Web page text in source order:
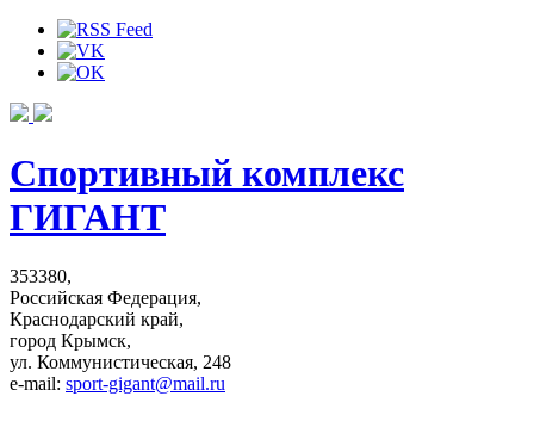
Спортивный комплекс
ГИГАНТ
353380,
Российская Федерация,
Краснодарский край,
город Крымск,
ул. Коммунистическая, 248
e-mail: sport-gigant@mail.ru